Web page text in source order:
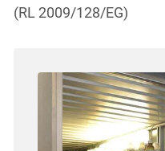
(RL 2009/128/EG)